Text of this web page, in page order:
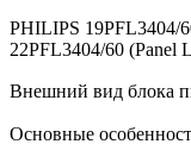
PHILIPS 19PFL3404/
22PFL3404/60 (Panel
Внешний вид блока
Основные